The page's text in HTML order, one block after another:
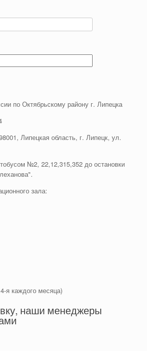
по Октябрьскому району г. Липецка
Липецкая область, г. Липецк, ул.
№2, 22,12,315,352 до остановки
зала:
я каждого месяца)
наши менеджеры